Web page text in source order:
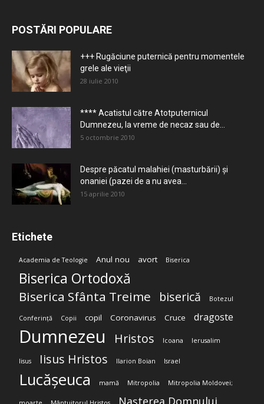
POSTĂRI POPULARE
+++ Rugăciune puternică pentru momentele
grele ale vieţii
28 iulie 2010
**** Acatistul către Atotputernicul
Dumnezeu, la vreme de necaz sau de...
5 octombrie 2010
Despre păcatul malahiei (masturbării) şi
onaniei (pazei de a nu avea...
15 aprilie 2010
Etichete
Academia de Teologie Anul nou avort Biserica
Biserica Ortodoxă
Biserica Sfânta Treime biserică Botezul
Conferință Copii copil Coronavirus Cruce dragoste
Dumnezeu Hristos Icoana Ierusalim
Iisus Iisus Hristos Ilarion Boian Israel
Lucășeuca mamă Mitropolia Mitropolia Moldovei;